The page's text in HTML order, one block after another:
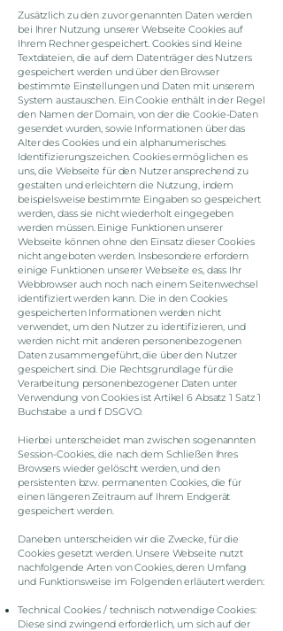
Zusätzlich zu den zuvor genannten Daten werden
bei Ihrer Nutzung unserer Webseite Cookies auf
Ihrem Rechner gespeichert. Cookies sind kleine
Textdateien, die auf dem Datenträger des Nutzers
gespeichert werden und über den Browser
bestimmte Einstellungen und Daten mit unserem
System austauschen. Ein Cookie enthält in der Regel
den Namen der Domain, von der die Cookie-Daten
gesendet wurden, sowie Informationen über das
Alter des Cookies und ein alphanumerisches
Identifizierungszeichen. Cookies ermöglichen es
uns, die Webseite für den Nutzer ansprechend zu
gestalten und erleichtern die Nutzung, indem
beispielsweise bestimmte Eingaben so gespeichert
werden, dass sie nicht wiederholt eingegeben
werden müssen. Einige Funktionen unserer
Webseite können ohne den Einsatz dieser Cookies
nicht angeboten werden. Insbesondere erfordern
einige Funktionen unserer Webseite es, dass Ihr
Webbrowser auch noch nach einem Seitenwechsel
identifiziert werden kann. Die in den Cookies
gespeicherten Informationen werden nicht
verwendet, um den Nutzer zu identifizieren, und
werden nicht mit anderen personenbezogenen
Daten zusammengeführt, die über den Nutzer
gespeichert sind. Die Rechtsgrundlage für die
Verarbeitung personenbezogener Daten unter
Verwendung von Cookies ist Artikel 6 Absatz 1 Satz 1
Buchstabe a und f DSGVO.
Hierbei unterscheidet man zwischen sogenannten
Session-Cookies, die nach dem Schließen Ihres
Browsers wieder gelöscht werden, und den
persistenten bzw. permanenten Cookies, die für
einen längeren Zeitraum auf Ihrem Endgerät
gespeichert werden.
Daneben unterscheiden wir die Zwecke, für die
Cookies gesetzt werden. Unsere Webseite nutzt
nachfolgende Arten von Cookies, deren Umfang
und Funktionsweise im Folgenden erläutert werden:
Technical Cookies / technisch notwendige Cookies:
Diese sind zwingend erforderlich, um sich auf der